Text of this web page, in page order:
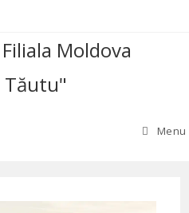
Moldova
Tăutu"
Menu